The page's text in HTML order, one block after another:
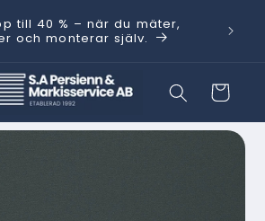
till 40 % – när du mäter,
och monterar själv.
med
Varukorg